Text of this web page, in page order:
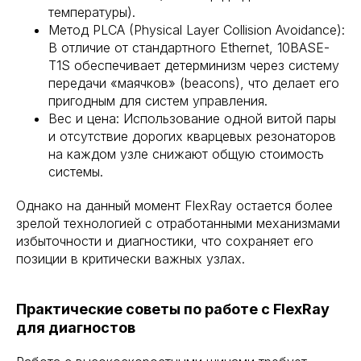
температуры).
Метод PLCA (Physical Layer Collision Avoidance):
В отличие от стандартного Ethernet, 10BASE-
T1S обеспечивает детерминизм через систему
передачи «маячков» (beacons), что делает его
пригодным для систем управления.
Вес и цена: Использование одной витой пары
и отсутствие дорогих кварцевых резонаторов
на каждом узле снижают общую стоимость
системы.
Однако на данный момент FlexRay остается более
зрелой технологией с отработанными механизмами
избыточности и диагностики, что сохраняет его
позиции в критически важных узлах.
Практические советы по работе с FlexRay
для диагностов